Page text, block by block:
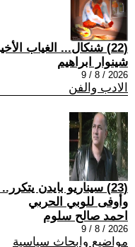
(22) شنكال... الغياب الأخير
شينوار ابراهيم
2026 / 8 / 9
الادب والفن
(23) سيناريو بايدن
وأوفى للوبي الحربي
احمد صالح سلوم
2026 / 8 / 9
مواضيع وابحاث سياسية